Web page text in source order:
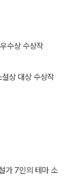
수상 수상작
상 대상 수상작
가 7인의 테마 소